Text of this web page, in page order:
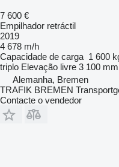
7 600 €
Empilhador retráctil
2019
4 678 m/h
Capacidade de carga 1 600
triplo Elevação livre 3 100 mm
Alemanha, Bremen
TRAFIK BREMEN
Contacte o vendedor